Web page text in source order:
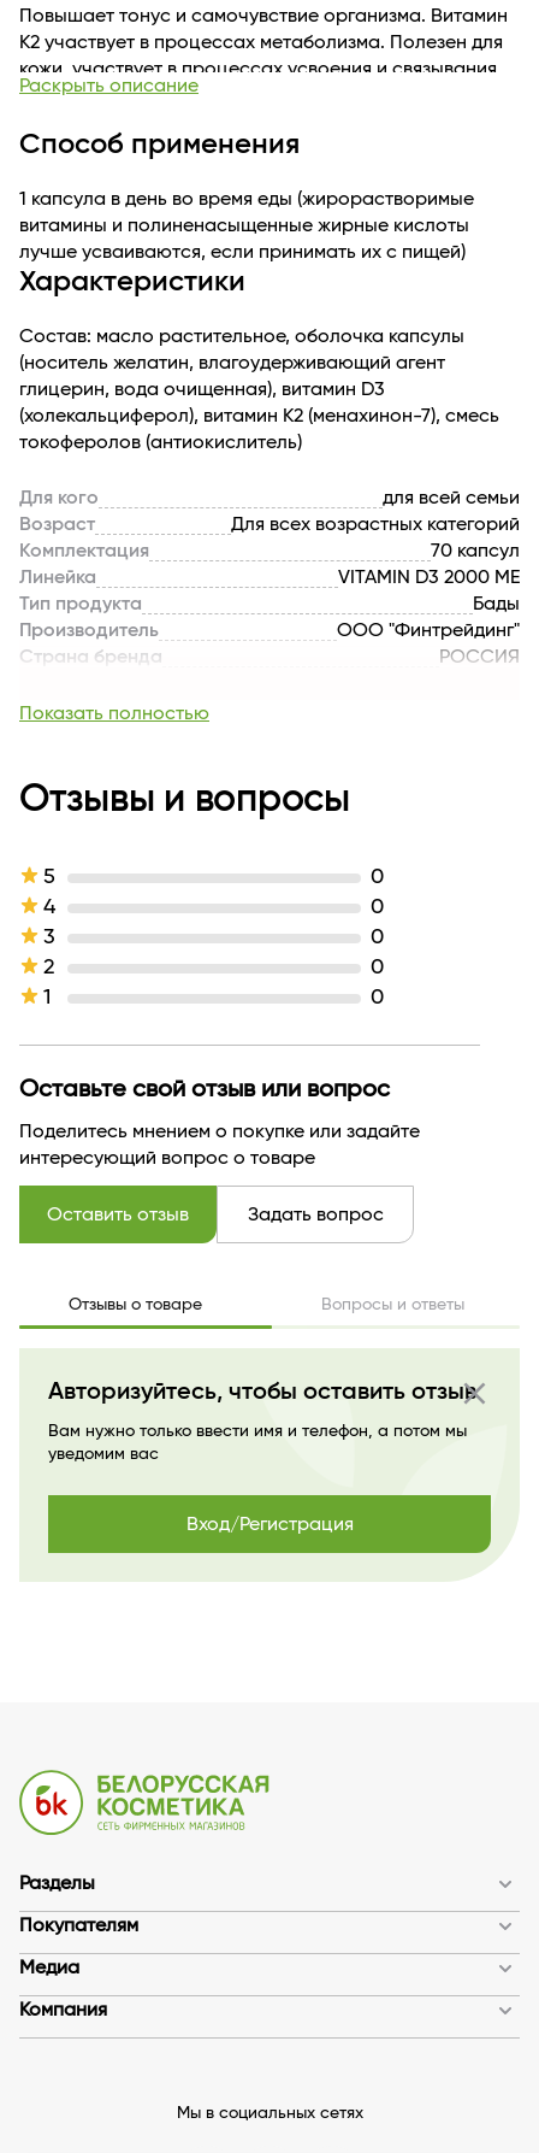
Повышает тонус и самочувствие организма. Витамин
К2 участвует в процессах метаболизма. Полезен для
кожи, участвует в процессах усвоения и связывания
кальция и витамина D3.
D3 повышает усвоение кальция, защищает кожу от
укрепляет иммунитет, регулирует обменные процессы
в клетках.
К2 улучшает структуру кожи, препятствуя
кальцификации эластина (белок, ответственный за
преждевременному появлению морщин.
Положительно влияет на работу сердца, сосудов,
нервной системы.
Качество и безопасность продукта подтверждены
свидетельством о государственной регистрации.
проконсультироваться с врачом, имеются
противопоказания. Не является лекарством.
Раскрыть описание
Способ применения
1 капсула в день во время еды (жирорастворимые
витамины и полиненасыщенные жирные кислоты
лучше усваиваются, если принимать их с пищей)
Характеристики
Состав: масло растительное, оболочка капсулы
(носитель желатин, влагоудерживающий агент
глицерин, вода очищенная), витамин D3
(холекальциферол), витамин К2 (менахинон-7), смесь
токоферолов (антиокислитель)
Для кого
для всей семьи
Возраст
Для всех возрастных категорий
Комплектация
70 капсул
Линейка
VITAMIN D3 2000 МЕ
Тип продукта
Бады
Производитель
ООО "Финтрейдинг"
Страна бренда
РОССИЯ
Длина
Показать полностью
Отзывы и вопросы
5
0
4
0
3
0
2
0
1
0
Оставьте свой отзыв или вопрос
Поделитесь мнением о покупке или задайте
интересующий вопрос о товаре
Оставить отзыв Задать вопрос
Отзывы о товаре Вопросы и ответы
close
Авторизуйтесь, чтобы оставить отзыв
Вам нужно только ввести имя и телефон, а потом мы
уведомим вас
Вход/Регистрация
Разделы
Покупателям
Медиа
Компания
Мы в социальных сетях